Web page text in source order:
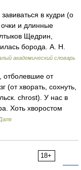
в кудри (о
и длинные
Щедрин,
борода. А. Н.
академический словарь
от
(от хворать, сохнуть,
chrost). У нас в
Хоть хворостом
18+